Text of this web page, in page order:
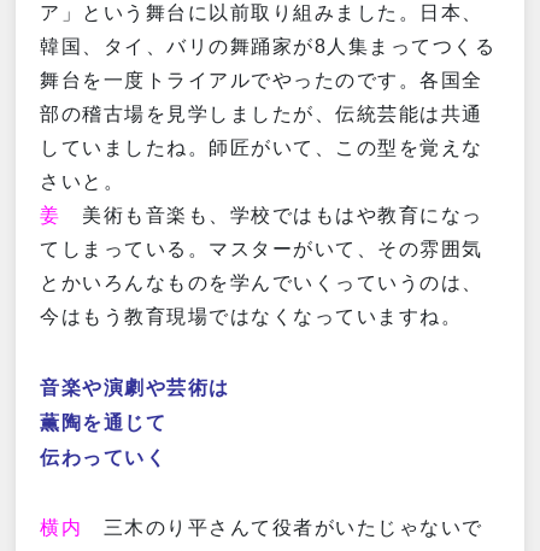
ア」という舞台に以前取り組みました。日本、
韓国、タイ、バリの舞踊家が8人集まってつくる
舞台を一度トライアルでやったのです。各国全
部の稽古場を見学しましたが、伝統芸能は共通
していましたね。師匠がいて、この型を覚えな
さいと。
姜
美術も音楽も、学校ではもはや教育になっ
てしまっている。マスターがいて、その雰囲気
とかいろんなものを学んでいくっていうのは、
今はもう教育現場ではなくなっていますね。
音楽や演劇や芸術は
薫陶を通じて
伝わっていく
横内
三木のり平さんて役者がいたじゃないで